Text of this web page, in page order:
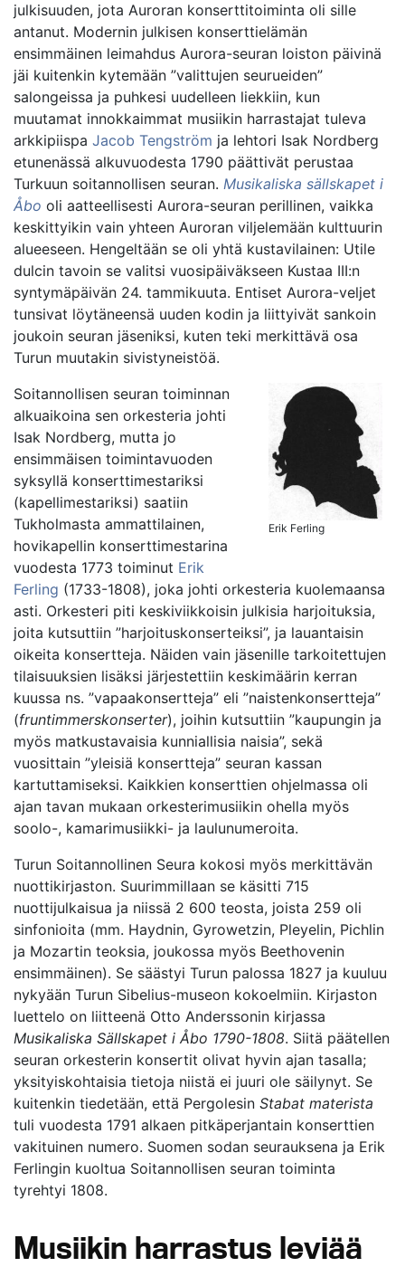
julkisuuden, jota Auroran konserttitoiminta oli sille
antanut. Modernin julkisen konserttielämän
ensimmäinen leimahdus Aurora-seuran loiston päivinä
jäi kuitenkin kytemään ”valittujen seurueiden”
salongeissa ja puhkesi uudelleen liekkiin, kun
muutamat innokkaimmat musiikin harrastajat tuleva
arkkipiispa Jacob Tengström ja lehtori Isak Nordberg
etunenässä alkuvuodesta 1790 päättivät perustaa
Turkuun soitannollisen seuran. Musikaliska sällskapet i
Åbo oli aatteellisesti Aurora-seuran perillinen, vaikka
keskittyikin vain yhteen Auroran viljelemään kulttuurin
alueeseen. Hengeltään se oli yhtä kustavilainen: Utile
dulcin tavoin se valitsi vuosipäiväkseen Kustaa III:n
syntymäpäivän 24. tammikuuta. Entiset Aurora-veljet
tunsivat löytäneensä uuden kodin ja liittyivät sankoin
joukoin seuran jäseniksi, kuten teki merkittävä osa
Turun muutakin sivistyneistöä.
Erik Ferling
Soitannollisen seuran toiminnan
alkuaikoina sen orkesteria johti
Isak Nordberg, mutta jo
ensimmäisen toimintavuoden
syksyllä konserttimestariksi
(kapellimestariksi) saatiin
Tukholmasta ammattilainen,
hovikapellin konserttimestarina
vuodesta 1773 toiminut Erik
Ferling (1733-1808), joka johti orkesteria kuolemaansa
asti. Orkesteri piti keskiviikkoisin julkisia harjoituksia,
joita kutsuttiin ”harjoituskonserteiksi”, ja lauantaisin
oikeita konsertteja. Näiden vain jäsenille tarkoitettujen
tilaisuuksien lisäksi järjestettiin keskimäärin kerran
kuussa ns. ”vapaakonsertteja” eli ”naistenkonsertteja”
(fruntimmerskonserter), joihin kutsuttiin ”kaupungin ja
myös matkustavaisia kunniallisia naisia”, sekä
vuosittain ”yleisiä konsertteja” seuran kassan
kartuttamiseksi. Kaikkien konserttien ohjelmassa oli
ajan tavan mukaan orkesterimusiikin ohella myös
soolo-, kamarimusiikki- ja laulunumeroita.
Turun Soitannollinen Seura kokosi myös merkittävän
nuottikirjaston. Suurimmillaan se käsitti 715
nuottijulkaisua ja niissä 2 600 teosta, joista 259 oli
sinfonioita (mm. Haydnin, Gyrowetzin, Pleyelin, Pichlin
ja Mozartin teoksia, joukossa myös Beethovenin
ensimmäinen). Se säästyi Turun palossa 1827 ja kuuluu
nykyään Turun Sibelius-museon kokoelmiin. Kirjaston
luettelo on liitteenä Otto Anderssonin kirjassa
Musikaliska Sällskapet i Åbo 1790-1808. Siitä päätellen
seuran orkesterin konsertit olivat hyvin ajan tasalla;
yksityiskohtaisia tietoja niistä ei juuri ole säilynyt. Se
kuitenkin tiedetään, että Pergolesin Stabat materista
tuli vuodesta 1791 alkaen pitkäperjantain konserttien
vakituinen numero. Suomen sodan seurauksena ja Erik
Ferlingin kuoltua Soitannollisen seuran toiminta
tyrehtyi 1808.
Musiikin harrastus leviää